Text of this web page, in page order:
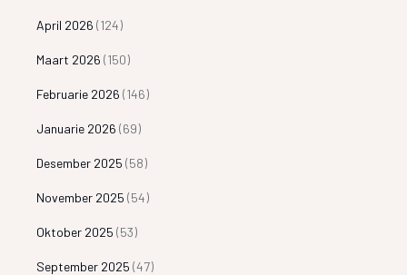
April 2026 (124)
Maart 2026 (150)
Februarie 2026 (146)
Januarie 2026 (69)
Desember 2025 (58)
November 2025 (54)
Oktober 2025 (53)
September 2025 (47)